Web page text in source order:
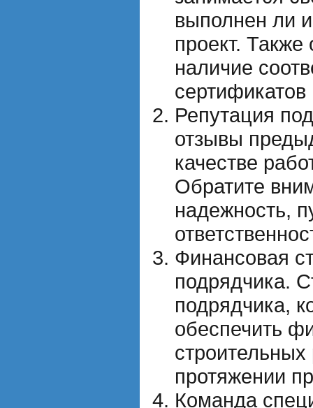
выполнен ли
проект.
наличие
Репутация
отзывы
качестве
Обратите
надежность,
Финансовая
подрядчика.
подрядчика,
обеспечить
протяжении
Команда